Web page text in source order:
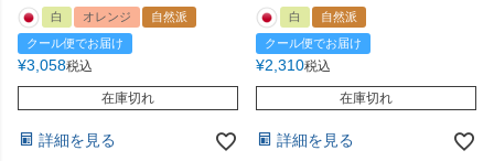
白 オレンジ
自然派
クール便でお届け
¥3,058税込
在庫切れ
詳細を見る
白
自然派
クール便でお届け
¥2,310税込
在庫切れ
詳細を見る